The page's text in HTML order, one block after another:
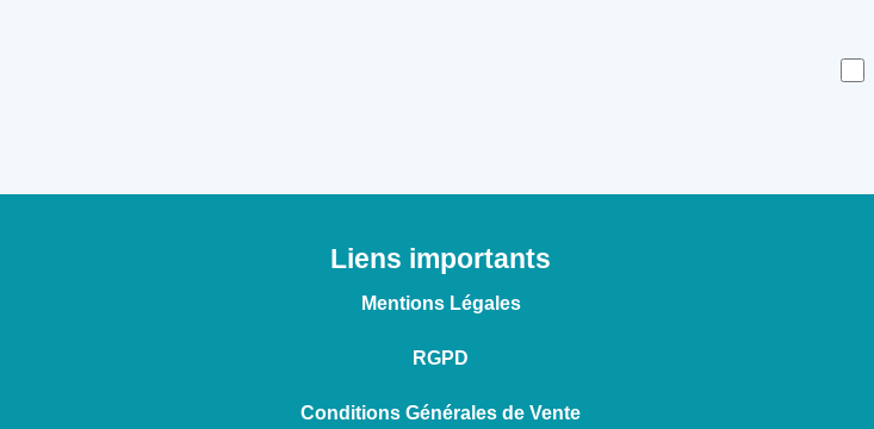
Liens importants
Mentions Légales
RGPD
Conditions Générales de Vente